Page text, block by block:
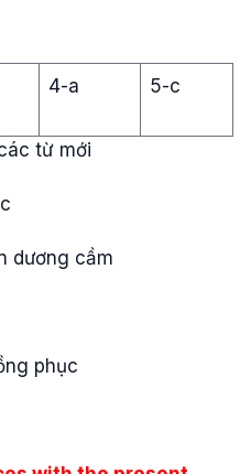
4-a 5-c
từ mới
dương cầm
phục